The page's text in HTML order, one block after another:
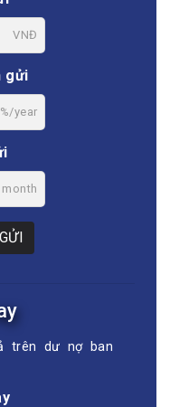
VNĐ
gửi
%/year
month
trên dư nợ ban